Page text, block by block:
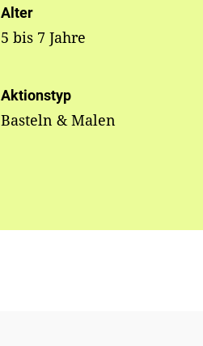
Alter
5 bis 7 Jahre
Aktionstyp
Basteln & Malen